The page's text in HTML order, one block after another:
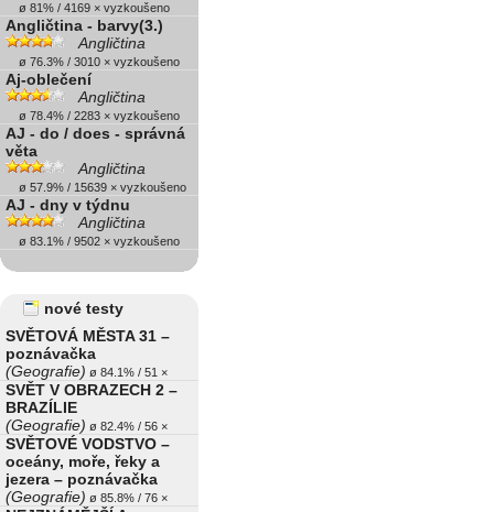
ø 81% / 4169 × vyzkoušeno
Angličtina - barvy(3.)
Angličtina
ø 76.3% / 3010 × vyzkoušeno
Aj-oblečení
Angličtina
ø 78.4% / 2283 × vyzkoušeno
AJ - do / does - správná
věta
Angličtina
ø 57.9% / 15639 × vyzkoušeno
AJ - dny v týdnu
Angličtina
ø 83.1% / 9502 × vyzkoušeno
nové testy
SVĚTOVÁ MĚSTA 31 –
poznávačka
(Geografie) ø 84.1% / 51 ×
SVĚT V OBRAZECH 2 –
BRAZÍLIE
(Geografie) ø 82.4% / 56 ×
SVĚTOVÉ VODSTVO –
oceány, moře, řeky a
jezera – poznávačka
(Geografie) ø 85.8% / 76 ×